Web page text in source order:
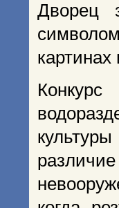
Дворец